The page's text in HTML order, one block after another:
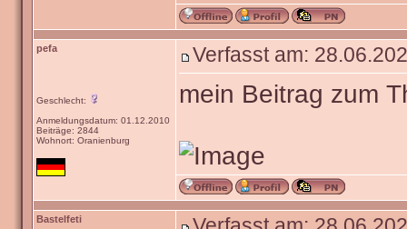
pefa
Geschlecht:
Anmeldungsdatum: 01.12.2010
Beiträge: 2844
Wohnort: Oranienburg
Verfasst am:
mein Beitrag zum
Bastelfeti